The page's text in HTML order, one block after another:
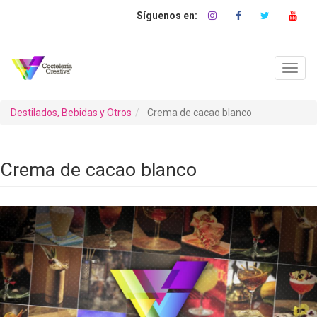
Destilados, Bebidas y Otros Crema de cacao blanco
Crema de cacao blanco